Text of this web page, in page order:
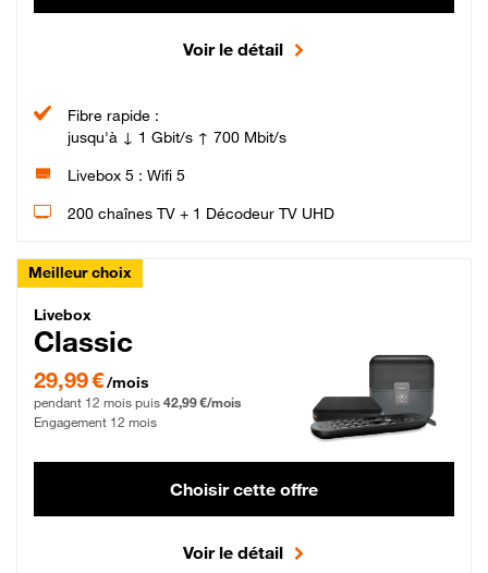
Voir le détail
Fibre rapide :
jusqu'à ↓ 1 Gbit/s ↑ 700 Mbit/s
Livebox 5 : Wifi 5
200 chaînes TV + 1 Décodeur TV UHD
Meilleur choix
Livebox Classic Fibre
Livebox
Classic
29,99 € par mois pendant 12 mois puis 42,99 € par mois, Engagement 12 mois
29,99 €/mois
pendant 12 mois puis 42,99 €/mois
Engagement 12 mois
Choisir cette offre
Voir le détail